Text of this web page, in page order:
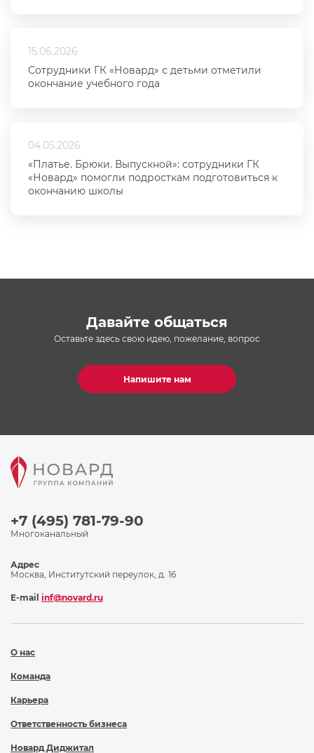
15.06.2026
Сотрудники ГК «Новард» с детьми отметили
окончание учебного года
04.05.2026
«Платье. Брюки. Выпускной»: сотрудники ГК
«Новард» помогли подросткам подготовиться к
окончанию школы
Давайте общаться
Оставьте здесь свою идею, пожелание, вопрос
Напишите нам
+7 (495) 781-79-90
Многоканальный
О нас
Команда
Карьера
Ответственность бизнеса
Новард Диджитал
Адрес
Москва, Институтский переулок, д. 16
E-mail inf@novard.ru